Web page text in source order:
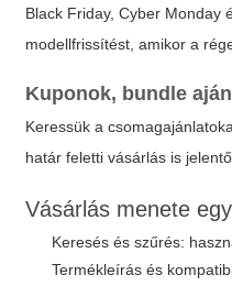
Black Friday, Cyber Monday
modellfrissítést, amikor a
Kuponok, bundle
Keressük a
határ feletti vásárlás is
Vásárlás menete
Keresés és szűrés:
Termékleírás és